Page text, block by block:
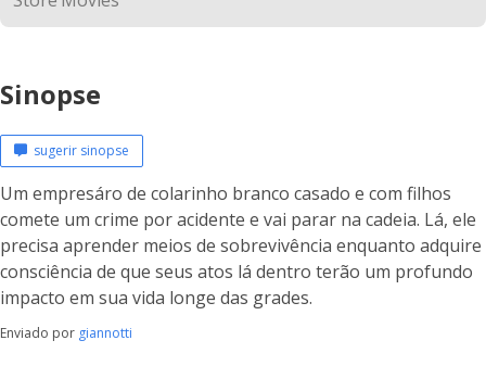
Sinopse
sugerir sinopse
Um empresáro de colarinho branco casado e com filhos
comete um crime por acidente e vai parar na cadeia. Lá, ele
precisa aprender meios de sobrevivência enquanto adquire
consciência de que seus atos lá dentro terão um profundo
impacto em sua vida longe das grades.
Enviado por giannotti